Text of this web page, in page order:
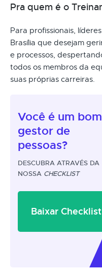
Pra quem é o
Para profissionais,
Brasília que desejam
e processos,
todos os membros da
suas próprias carreiras.
Você é um bom
gestor de
pessoas?
DESCUBRA ATRAVÉS DA
NOSSA CHECKLIST
Baixar Checklist